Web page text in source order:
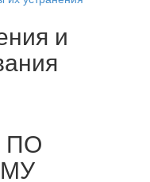
и
ПО